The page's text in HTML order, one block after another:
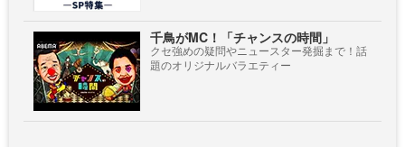
千鳥がMC！「チャンスの時間」
クセ強めの疑問やニュースター発掘まで！話
題のオリジナルバラエティー